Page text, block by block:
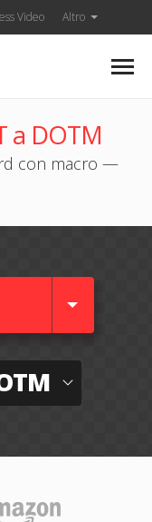
Video Altro
a DOTM
con macro —